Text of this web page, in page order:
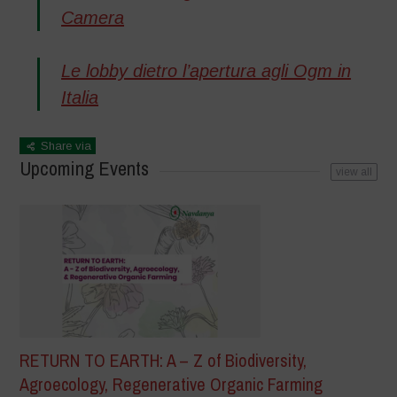
Camera
Le lobby dietro l’apertura agli Ogm in
Italia
Share via
Upcoming Events view all
RETURN TO EARTH: A – Z of Biodiversity,
Agroecology, Regenerative Organic Farming